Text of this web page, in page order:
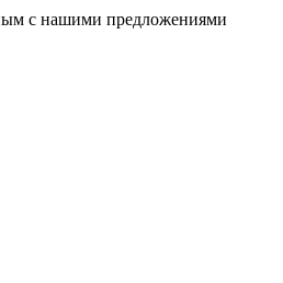
с нашими предложениями